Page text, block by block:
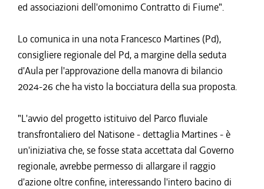
ed associazioni dell'omonimo Contratto di Fiume".
Lo comunica in una nota Francesco Martines (Pd),
consigliere regionale del Pd, a margine della seduta
d'Aula per l'approvazione della manovra di bilancio
2024-26 che ha visto la bocciatura della sua proposta.
"L'avvio del progetto istituivo del Parco fluviale
transfrontaliero del Natisone - dettaglia Martines - è
un'iniziativa che, se fosse stata accettata dal Governo
regionale, avrebbe permesso di allargare il raggio
d'azione oltre confine, interessando l'intero bacino di